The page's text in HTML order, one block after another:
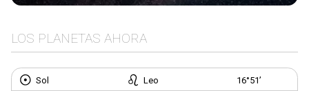
LOS PLANETAS AHORA
Sol Leo
16°51’